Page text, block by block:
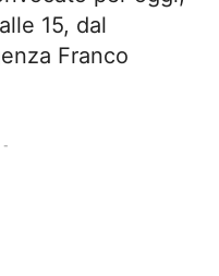
15, dal
Franco
-